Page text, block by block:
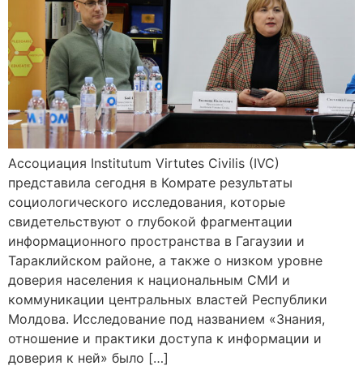
Ассоциация Institutum Virtutes Civilis (IVC)
представила сегодня в Комрате результаты
социологического исследования, которые
свидетельствуют о глубокой фрагментации
информационного пространства в Гагаузии и
Тараклийском районе, а также о низком уровне
доверия населения к национальным СМИ и
коммуникации центральных властей Республики
Молдова. Исследование под названием «Знания,
отношение и практики доступа к информации и
доверия к ней» было […]